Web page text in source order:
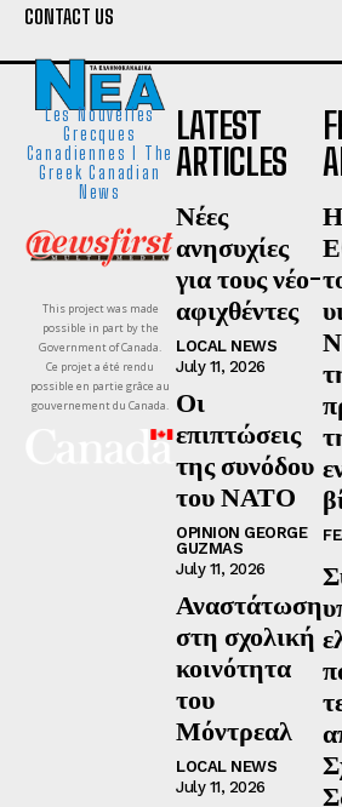
CONTACT US
Les Nouvelles
Grecques
Canadiennes I The
Greek Canadian
News
This project was made
possible in part by the
Government of Canada.
Ce projet a été rendu
possible en partie grâce au
gouvernement du Canada.
LATEST
ARTICLES
Νέες
ανησυχίες
για τους νέο-
αφιχθέντες
LOCAL NEWS
July 11, 2026
Οι
επιπτώσεις
της συνόδου
του ΝΑΤΟ
OPINION GEORGE
GUZMAS
July 11, 2026
Αναστάτωση
στη σχολική
κοινότητα
του
Μόντρεαλ
LOCAL NEWS
July 11, 2026
Η